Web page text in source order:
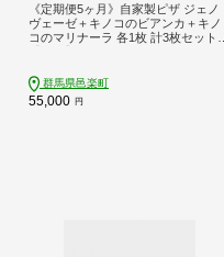
《定期便5ヶ月》自家製ピザ ジェノ
ヴェーゼ＋キノコのビアンカ＋キノ
コのマリナーラ 各1枚 計3枚セット
群馬県邑楽町
55,000 円